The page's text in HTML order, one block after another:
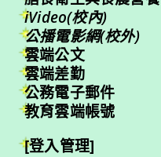
iVideo(校內)
公播電影網(校外)
雲端公文
雲端差勤
公務電子郵件
教育雲端帳號
[登入管理]